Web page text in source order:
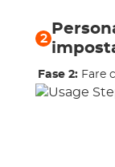
2
Fase 2: Fare